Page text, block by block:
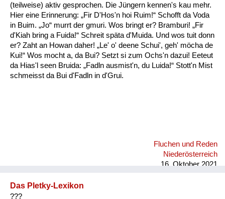
(teilweise) aktiv gesprochen. Die Jüngern kennen's kau mehr.
Hier eine Erinnerung: „Fir D'Hos'n hoi Ruim!“ Schofft da Voda
in Buim. „Jo“ murrt der gmuri. Wos bringt er? Bramburi! „Fir
d'Kiah bring a Fuida!“ Schreit späta d'Muida. Und wos tuit donn
er? Zaht an Howan daher! „Le' o' deene Schui', geh' möcha de
Kui!“ Wos mocht a, da Bui? Setzt si zum Ochs'n dazui! Eeteut
da Hias'l seen Bruida: „Fadln ausmist'n, du Luida!“ Stott'n Mist
schmeisst da Bui d'Fadln in d'Grui.
Fluchen und Reden
Niederösterreich
16. Oktober 2021
Das Pletky-Lexikon
???